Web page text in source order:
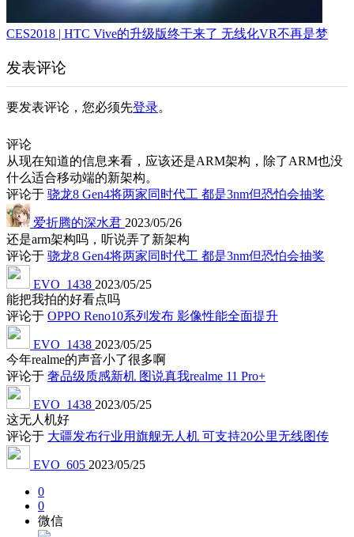
CES2018 | HTC Vive的升级版终于来了 无线化VR不再是梦
发表评论
要发表评论，您必须先登录。
评论
从现在知道的信息来看，应该还是ARM架构，除了ARM也没
什么适合移动端的新架构。
评论于 骁龙8 Gen4将两家同时代工 都是3nm但恐怕会抽奖
爱折腾的深水君 2023/05/26
还是arm架构吗，听说弄了新架构
评论于 骁龙8 Gen4将两家同时代工 都是3nm但恐怕会抽奖
EVO_1438 2023/05/25
能把我拍的好看点吗
评论于 OPPO Reno10系列发布 影像性能全面提升
EVO_1438 2023/05/25
今年realme的声音小了很多啊
评论于 奢品级质感新机 图说真我realme 11 Pro+
EVO_1438 2023/05/25
这无人机好
评论于 大疆发布行业用旗舰无人机 可支持20公里无线图传
EVO_605 2023/05/25
0
0
微信